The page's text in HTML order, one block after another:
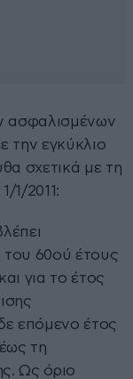
ασφαλισµένων
την εγκύκλιο
σχετικά µε τη
1/2011:
60ού έτους
για το έτος
επόµενο έτος
τη
Ως όριο